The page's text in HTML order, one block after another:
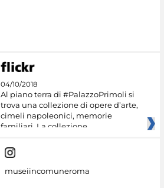
04/10/2018
Al piano terra di #PalazzoPrimoli si
trova una collezione di opere d’arte,
cimeli napoleonici, memorie
familiari. La collezione
museiincomuneroma